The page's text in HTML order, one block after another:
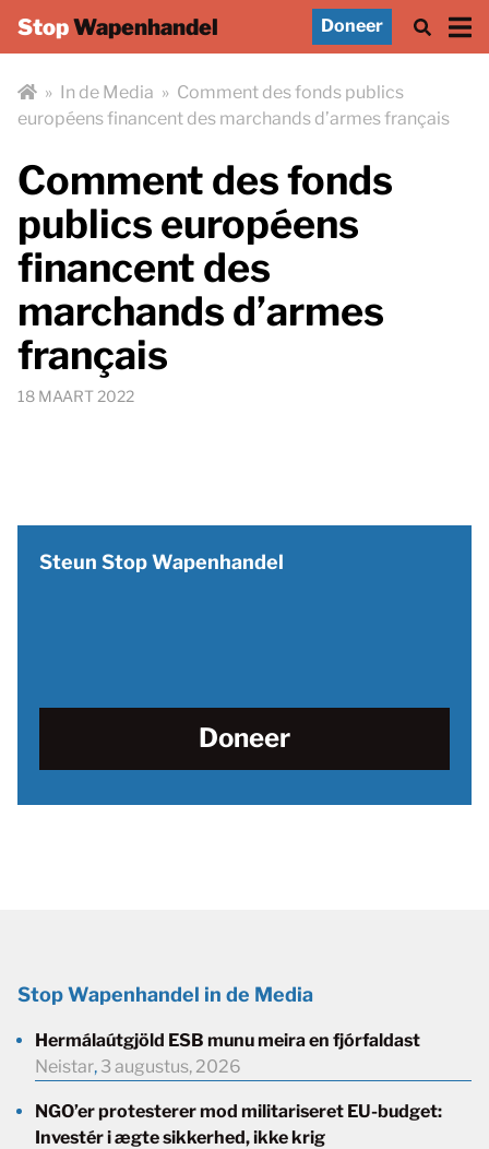
StopWapenhandel Doneer
» In de Media » Comment des fonds publics
européens financent des marchands d’armes français
Comment des fonds
publics européens
financent des
marchands d’armes
français
18 MAART 2022
Steun Stop Wapenhandel
Doneer
Stop Wapenhandel in de Media
Hermálaútgjöld ESB munu meira en fjórfaldast
Neistar, 3 augustus, 2026
NGO’er protesterer mod militariseret EU-budget:
Investér i ægte sikkerhed, ikke krig